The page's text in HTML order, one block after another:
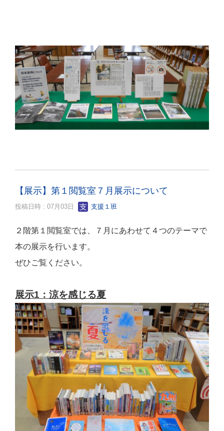
【展示】第１閲覧室７月展示について
投稿日時 : 07月03日 支援１班
２階第１閲覧室では、７月にあわせて４つのテーマで
本の展示を行います。
ぜひご覧ください。
展示1：涼を感じる夏